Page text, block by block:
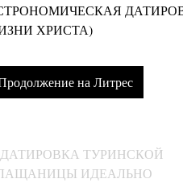
ХРИСТА)
на Литрес
ДАТИРОВКА ТУРИНСКОЙ
ИДЕАЛЬНО